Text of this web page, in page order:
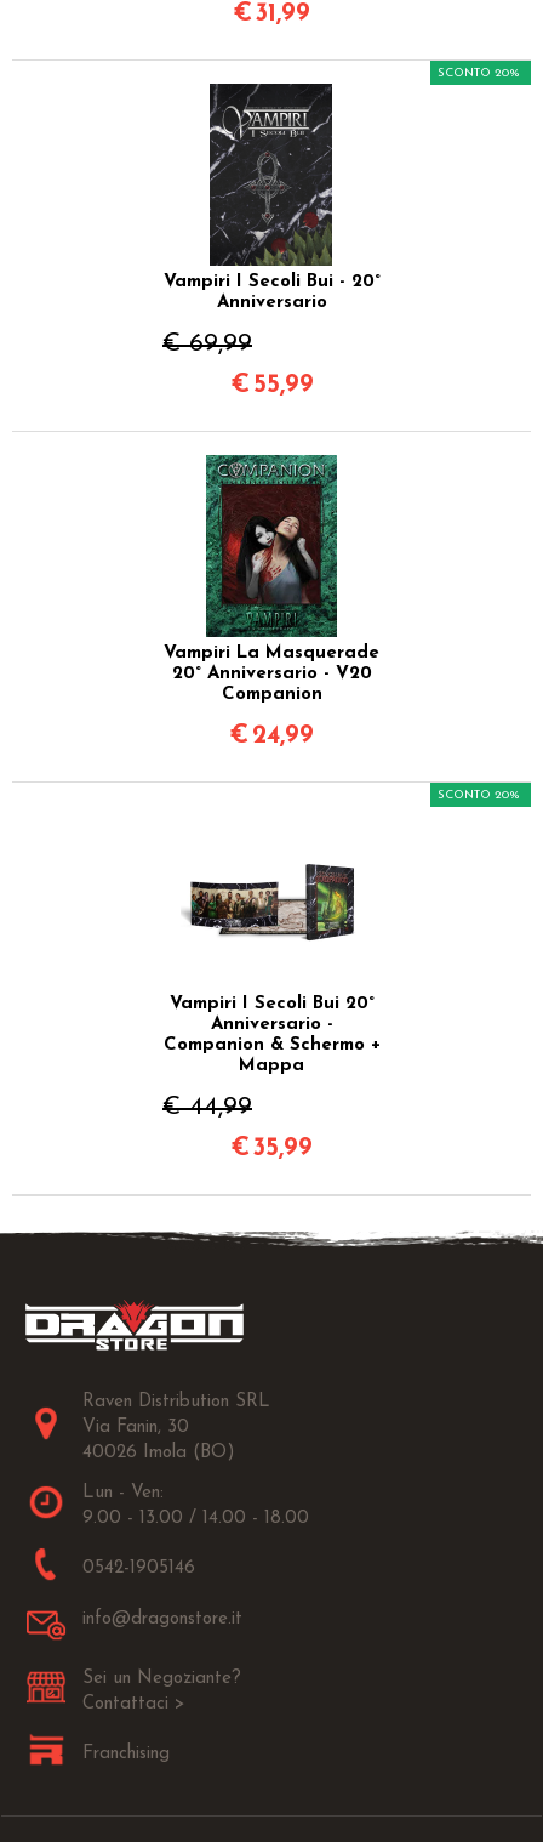
€31,99
Vampiri I Secoli Bui - 20°
Anniversario
€ 69,99
SCONTO 20%
€ 55,99
Vampiri La Masquerade
20° Anniversario - V20
Companion
€ 24,99
Vampiri I Secoli Bui 20°
Anniversario -
Companion & Schermo +
Mappa
€ 44,99
SCONTO 20%
€35,99
Raven Distribution SRL
Via Fanin, 30
40026 Imola (BO)
Lun - Ven:
9.00 - 13.00 / 14.00 - 18.00
0542-1905146
info@dragonstore.it
Sei un Negoziante?
Contattaci >
Franchising